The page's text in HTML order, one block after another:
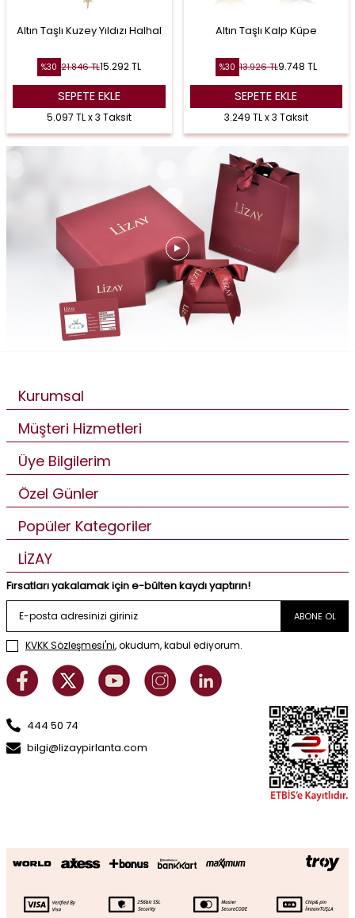
Altın Taşlı Kuzey Yıldızı Halhal
%30 21.846TL15.292TL
SEPETE EKLE
5.097 TL x 3 Taksit
Altın Taşlı Kalp Küpe
%30 13.926TL9.748 TL
SEPETE EKLE
3.249 TL x 3 Taksit
Kurumsal
Müşteri Hizmetleri
Üye Bilgilerim
Özel Günler
Popüler Kategoriler
LİZAY
Fırsatları yakalamak için e-bülten kaydı yaptırın!
ABONE OL
KVKK Sözleşmesi'ni, okudum, kabul ediyorum.
444 50 74
bilgi@lizaypirlanta.com